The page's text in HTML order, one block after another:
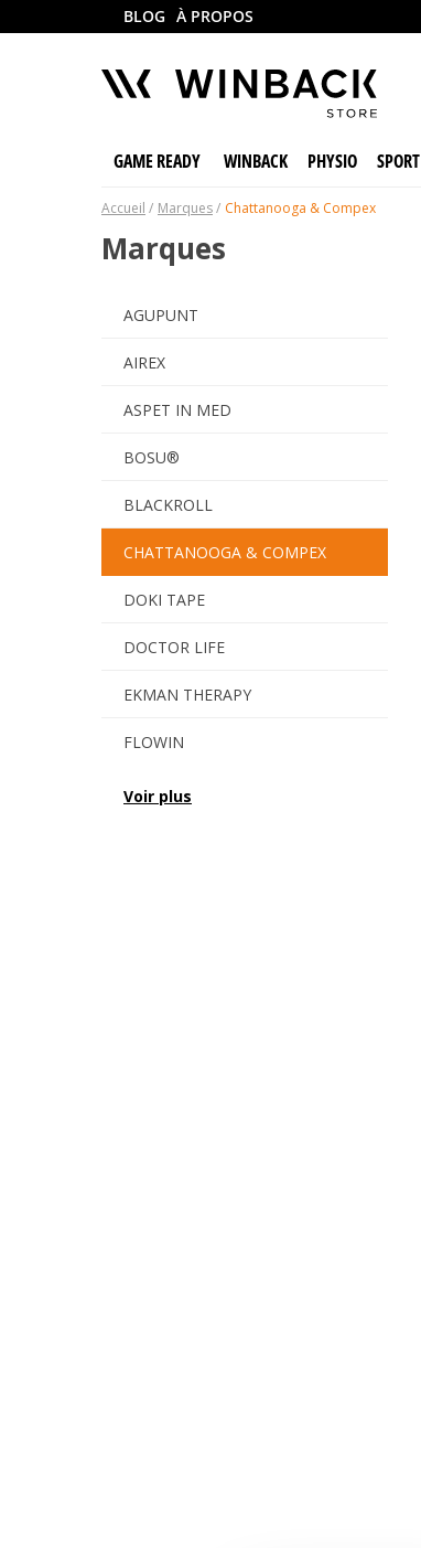
BLOG À PROPOS
GAME READY WINBACK PHYSIO SPORT
Accueil Marques Chattanooga & Compex
Marques
AGUPUNT
AIREX
ASPET IN MED
BOSU®
BLACKROLL
CHATTANOOGA & COMPEX
DOKI TAPE
DOCTOR LIFE
EKMAN THERAPY
FLOWIN
GAMEREADY
Voir plus